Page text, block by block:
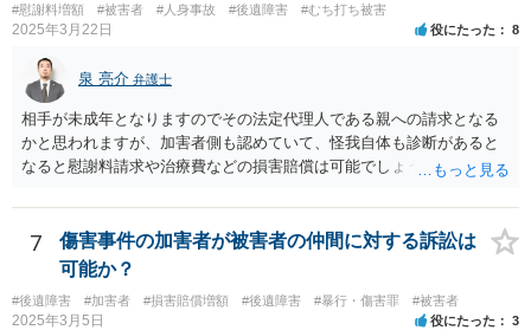
#慰謝料増額 #被害者 #人身事故 #後遺障害 #むち打ち被害
2025年3月22日 役にたった 8
泉 亮介 弁護士
相手が未成年となりますのでその法定代理人である親への請求となる
かと思われますが、加害者側も認めていて、怪我自体も診断があると
なると慰謝料請求や治療費などの損害賠償は可能でしょう。 整骨院へ
い場合が多いです。 また、保険会社から提案される金額は低めに出さ
れることも多いため、その交渉のために弁護士を入れるということも
考えられるかと思われます。
7
傷害事件の加害者が被害者の仲間に対する訴訟は
可能か？
#後遺障害 #加害者 #損害賠償増額 #後遺障害 #暴行・傷害罪 #被害者
2025年3月5日 役にたった 3